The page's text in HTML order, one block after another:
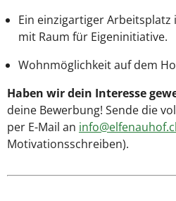
Ein einzigartiger
mit Raum für Eigeninitiative.
Wohnmöglichkeit auf dem
Haben wir dein Interesse
deine Bewerbung! Sende die
per E-Mail an
Motivationsschreiben).